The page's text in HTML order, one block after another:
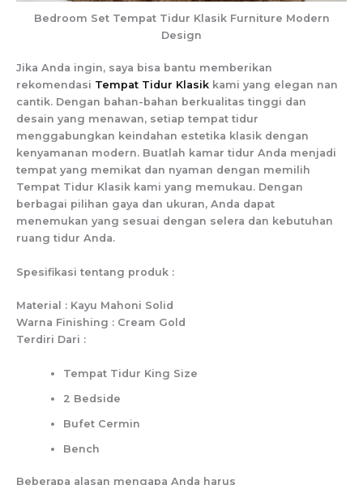
Bedroom Set Tempat Tidur Klasik Furniture Modern
Design
Jika Anda ingin, saya bisa bantu memberikan
rekomendasi Tempat Tidur Klasik kami yang elegan nan
cantik. Dengan bahan-bahan berkualitas tinggi dan
desain yang menawan, setiap tempat tidur
menggabungkan keindahan estetika klasik dengan
kenyamanan modern. Buatlah kamar tidur Anda menjadi
tempat yang memikat dan nyaman dengan memilih
Tempat Tidur Klasik kami yang memukau. Dengan
berbagai pilihan gaya dan ukuran, Anda dapat
menemukan yang sesuai dengan selera dan kebutuhan
ruang tidur Anda.
Spesifikasi tentang produk :
Material : Kayu Mahoni Solid
Warna Finishing : Cream Gold
Terdiri Dari :
Tempat Tidur King Size
2 Bedside
Bufet Cermin
Bench
Beberapa alasan mengapa Anda harus